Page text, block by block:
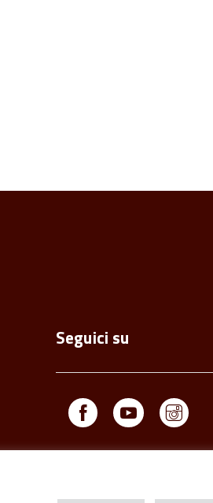
Seguici su
Facebook Youtube